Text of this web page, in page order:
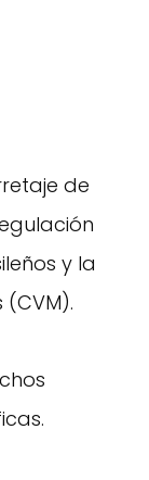
de
y la